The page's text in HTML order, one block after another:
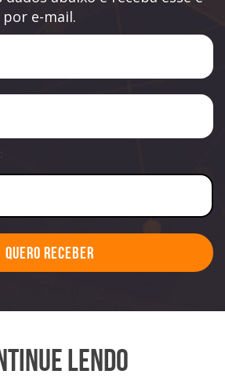
e-mail.
Quero Receber
Lendo